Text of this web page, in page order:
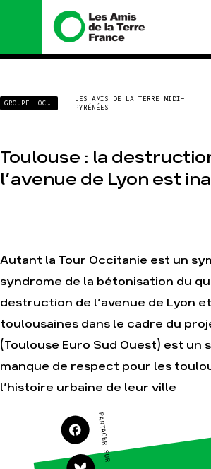
Nous connaître
Histoire
Missions et méthodes
la Terre
Faire un don
S'engager sur le terrain
Agir au quotidien
campagnes
Transmettre tout ou
partie de son
patrimoine
GROUPE LOCAL
LES AMIS DE LA TERRE MIDI-
PYRÉNÉES
Toulouse : la
l’avenue de Lyon est
Autant la Tour Occitanie est un
syndrome de la bétonisation du
destruction de l’avenue de Lyon
toulousaines dans le cadre du
(Toulouse Euro Sud Ouest) est un
manque de respect pour les
l’histoire urbaine de leur ville
PARTAGER SUR